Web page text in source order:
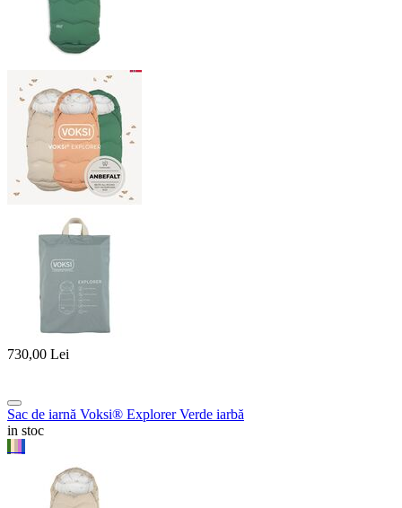
730,00 Lei
Sac de iarnă Voksi® Explorer Verde iarbă
in stoc